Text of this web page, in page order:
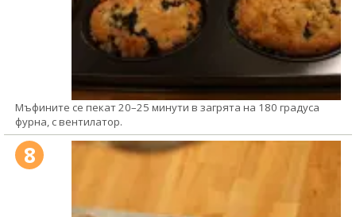
Мъфините се пекат 20–25 минути в загрята на 180 градуса
фурна, с вентилатор.
8